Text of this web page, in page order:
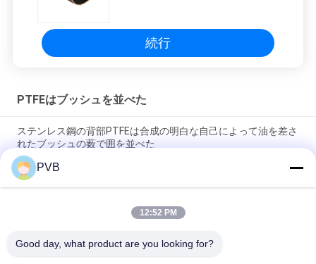
続行
PTFEはブッシュを並べた
ステンレス鋼の背部PTFEは合成の明白な自己によって油を差さ
れたブッシュの薮で囲を並べた
ステンレス鋼はスリーブ軸受けに油を差している後方破片PTFE
の合成のブッシュDINの1494の自己を
鋼鉄背部PTFEは合成の明白な軸受けを薮で囲むHydrualicの歯
PVB
12:52 PM
Good day, what product are you looking for?